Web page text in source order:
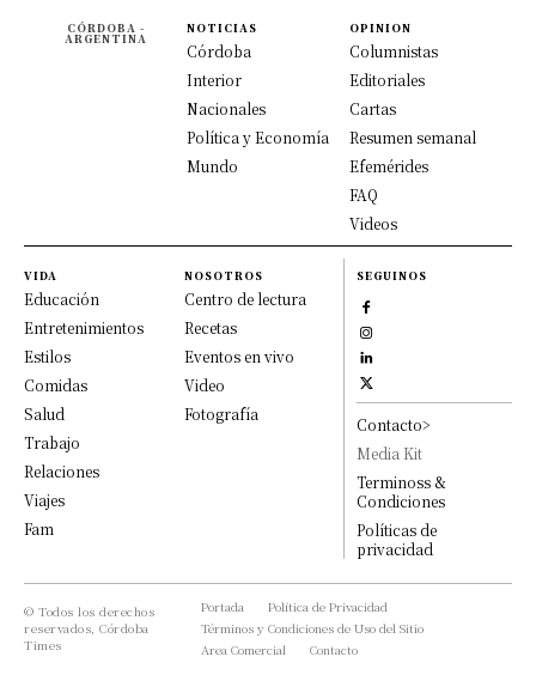
CÓRDOBA -
ARGENTINA
NOTICIAS
Córdoba
Interior
Nacionales
Política y Economía
Mundo
OPINION
Columnistas
Editoriales
Cartas
Resumen semanal
Efemérides
FAQ
Videos
VIDA
Educación
Entretenimientos
Estilos
Comidas
Salud
Trabajo
Relaciones
Viajes
Fam
NOSOTROS
Centro de lectura
Recetas
Eventos en vivo
Video
Fotografía
SEGUINOS
Contacto>
Media Kit
Terminoss &
Condiciones
Políticas de
privacidad
© Todos los derechos
reservados, Córdoba
Times
Portada
Política de Privacidad
Términos y Condiciones de Uso del Sitio
Area Comercial
Contacto